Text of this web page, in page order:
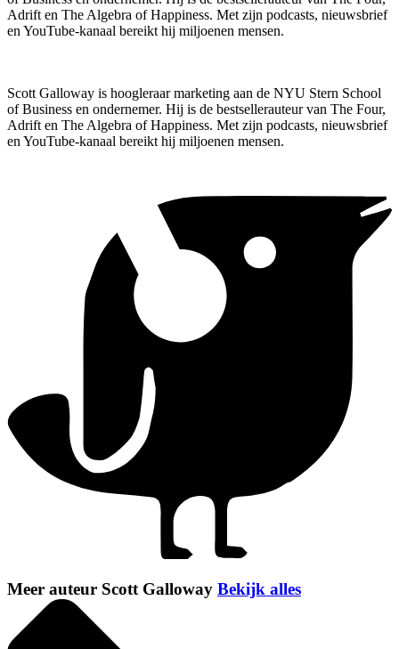
Adrift en The Algebra of Happiness. Met zijn podcasts, nieuwsbrief
en YouTube-kanaal bereikt hij miljoenen mensen.
Scott Galloway is hoogleraar marketing aan de NYU Stern School
of Business en ondernemer. Hij is de bestsellerauteur van The Four,
Adrift en The Algebra of Happiness. Met zijn podcasts, nieuwsbrief
en YouTube-kanaal bereikt hij miljoenen mensen.
Meer auteur Scott Galloway Bekijk alles